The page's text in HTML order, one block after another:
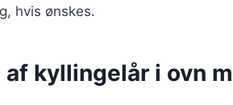
hvis ønskes.
af kyllingelår i ovn